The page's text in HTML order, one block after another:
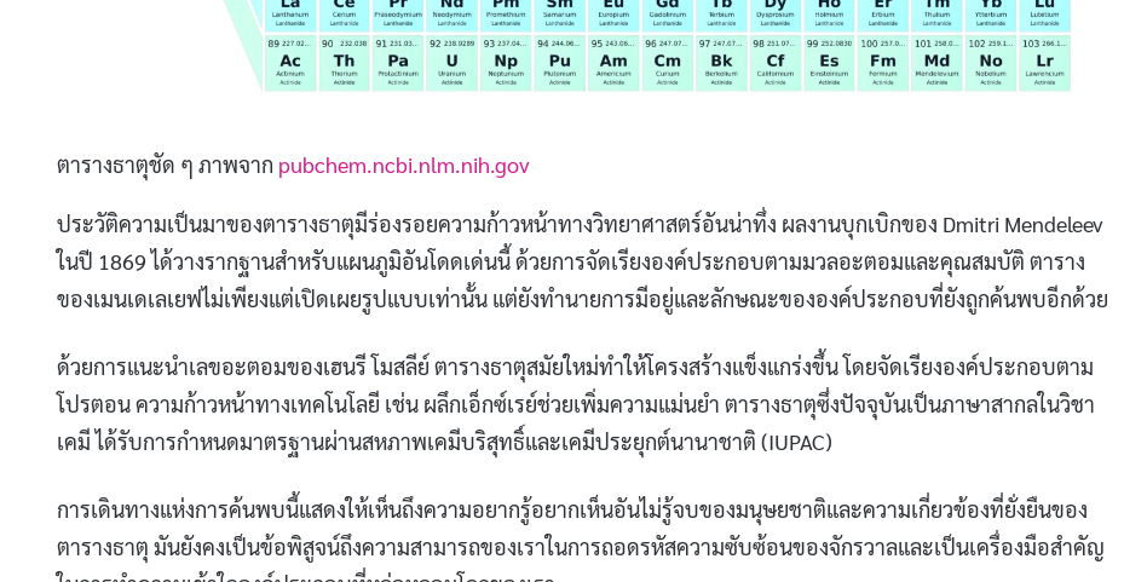
ตารางธาตุชัด ๆ ภาพจาก pubchem.ncbi.nlm.nih.gov
ประวัติความเป็นมาของตารางธาตุมีร่องรอยความก้าวหน้าทางวิทยาศาสตร์อันน่าทึ่ง ผลงานบุกเบิกของ Dmitri Mendeleev
ในปี 1869 ได้วางรากฐานสำหรับแผนภูมิอันโดดเด่นนี้ ด้วยการจัดเรียงองค์ประกอบตามมวลอะตอมและคุณสมบัติ ตาราง
ของเมนเดเลเยฟไม่เพียงแต่เปิดเผยรูปแบบเท่านั้น แต่ยังทำนายการมีอยู่และลักษณะขององค์ประกอบที่ยังถูกค้นพบอีกด้วย
ด้วยการแนะนำเลขอะตอมของเฮนรี โมสลีย์ ตารางธาตุสมัยใหม่ทำให้โครงสร้างแข็งแกร่งขึ้น โดยจัดเรียงองค์ประกอบตาม
โปรตอน ความก้าวหน้าทางเทคโนโลยี เช่น ผลึกเอ็กซ์เรย์ช่วยเพิ่มความแม่นยำ ตารางธาตุซึ่งปัจจุบันเป็นภาษาสากลในวิชา
เคมี ได้รับการกำหนดมาตรฐานผ่านสหภาพเคมีบริสุทธิ์และเคมีประยุกต์นานาชาติ (IUPAC)
การเดินทางแห่งการค้นพบนี้แสดงให้เห็นถึงความอยากรู้อยากเห็นอันไม่รู้จบของมนุษยชาติและความเกี่ยวข้องที่ยั่งยืนของ
ตารางธาตุ มันยังคงเป็นข้อพิสูจน์ถึงความสามารถของเราในการถอดรหัสความซับซ้อนของจักรวาลและเป็นเครื่องมือสำคัญ